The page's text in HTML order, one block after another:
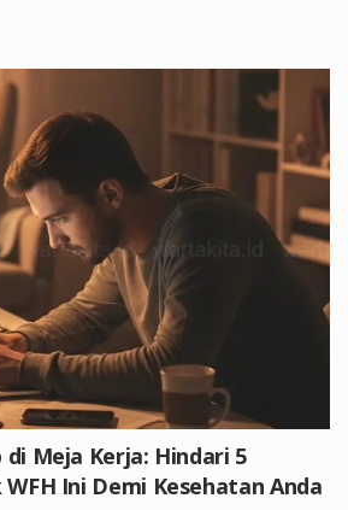
di Meja Kerja: Hindari 5
Ini Demi Kesehatan Anda